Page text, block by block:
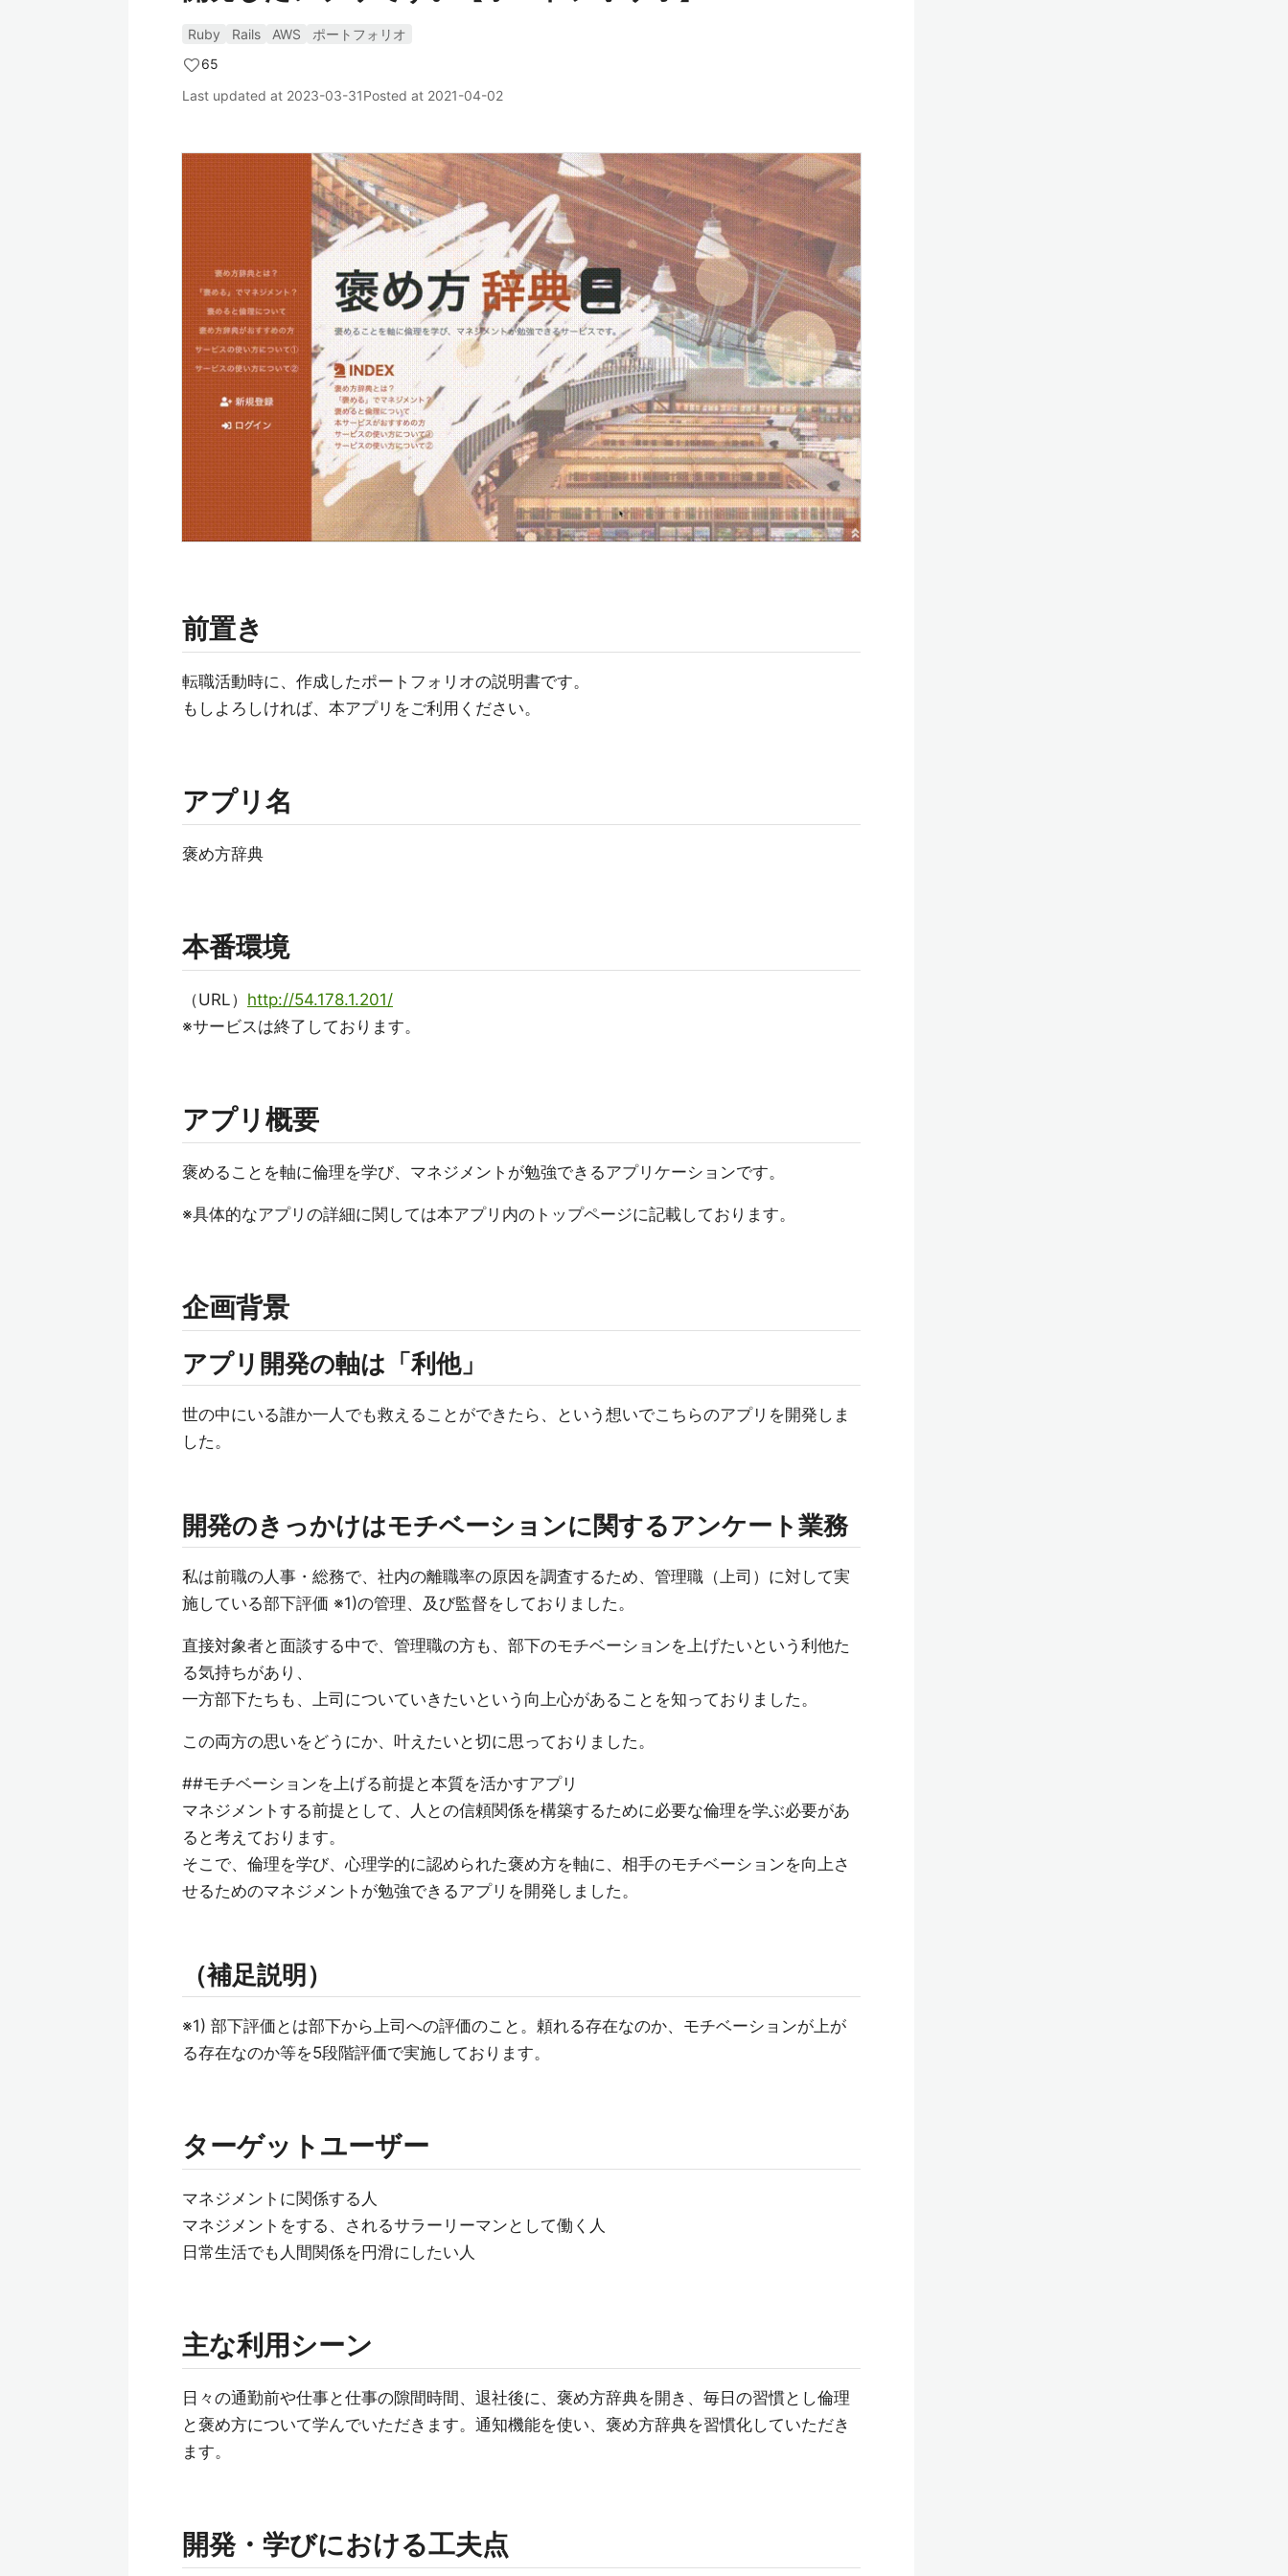
Ruby Rails AWS
ポートフォリオ
65
Last updated at 2023-03-31Posted at 2021-04-02
前置き
転職活動時に、作成したポートフォリオの説明書です。
もしよろしければ、本アプリをご利用ください。
アプリ名
褒め方辞典
本番環境
（URL） http://54.178.1.201/
※サービスは終了しております。
アプリ概要
褒めることを軸に倫理を学び、マネジメントが勉強できるアプリケーションです。
※具体的なアプリの詳細に関しては本アプリ内のトップページに記載しております。
企画背景
アプリ開発の軸は「利他」
世の中にいる誰か一人でも救えることができたら、という想いでこちらのアプリを開発しま
した。
開発のきっかけはモチベーションに関するアンケート業務
私は前職の人事・総務で、社内の離職率の原因を調査するため、管理職（上司）に対して実
施している部下評価 ※1)の管理、及び監督をしておりました。
直接対象者と面談する中で、管理職の方も、部下のモチベーションを上げたいという利他た
る気持ちがあり、
一方部下たちも、上司についていきたいという向上心があることを知っておりました。
この両方の思いをどうにか、叶えたいと切に思っておりました。
##モチベーションを上げる前提と本質を活かすアプリ
マネジメントする前提として、人との信頼関係を構築するために必要な倫理を学ぶ必要があ
ると考えております。
そこで、倫理を学び、心理学的に認められた褒め方を軸に、相手のモチベーションを向上さ
せるためのマネジメントが勉強できるアプリを開発しました。
（補足説明）
※1) 部下評価とは部下から上司への評価のこと。頼れる存在なのか、モチベーションが上が
る存在なのか等を5段階評価で実施しております。
ターゲットユーザー
マネジメントに関係する人
マネジメントをする、されるサラーリーマンとして働く人
日常生活でも人間関係を円滑にしたい人
主な利用シーン
日々の通勤前や仕事と仕事の隙間時間、退社後に、褒め方辞典を開き、毎日の習慣とし倫理
と褒め方について学んでいただきます。通知機能を使い、褒め方辞典を習慣化していただき
ます。
開発・学びにおける工夫点